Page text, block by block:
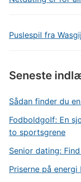
Puslespil fra Wasgij
Seneste
Sådan finder du
Fodboldgolf: En
to sportsgrene
Senior dating:
Priserne på